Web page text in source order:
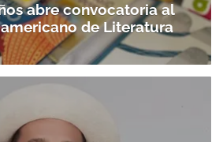
abre convocatoria al
de Literatura